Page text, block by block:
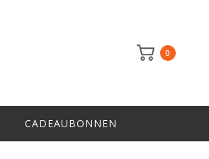
0
CADEAUBONNEN